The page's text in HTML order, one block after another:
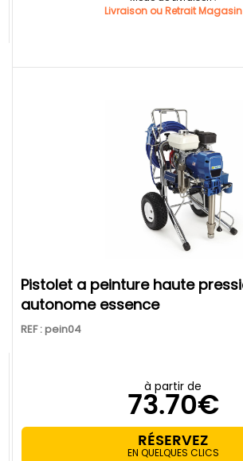
Livraison ou Retrait Magasin
pistolet a peinture haute pression
autonome essence
REF : pein04
à partir de
73.70€
RÉSERVEZ
EN QUELQUES CLICS